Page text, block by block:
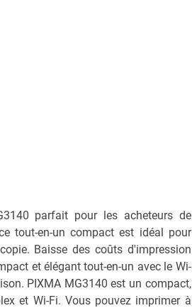
parfait pour les acheteurs de
tout-en-un compact est idéal pour
Baisse des coûts d'impression
et élégant tout-en-un avec le Wi-
PIXMA MG3140 est un compact,
et Wi-Fi. Vous pouvez imprimer à